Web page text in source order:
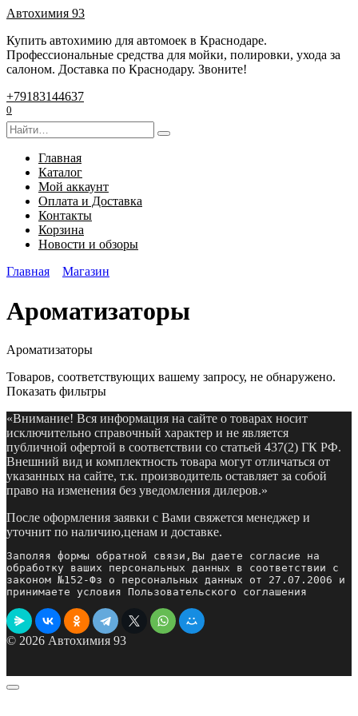
Перейти
содержанию
Автохимия 93
Купить автохимию для автомоек в Краснодаре.
Профессиональные средства для мойки, полировки, ухода за
салоном. Доставка по Краснодару. Звоните!
+79183144637
0
Search
for:
Главная
Каталог
Мой аккаунт
Оплата и Доставка
Контакты
Корзина
Новости и обзоры
Главная
Магазин
Ароматизаторы
Ароматизаторы
Товаров, соответствующих вашему запросу, не обнаружено.
Показать фильтры
«Внимание! Вся информация на сайте о товарах носит
исключительно справочный характер и не является
публичной офертой в соответствии со статьей 437(2) ГК РФ.
Внешний вид и комплектность товара могут отличаться от
указанных на сайте, т.к. производитель оставляет за собой
право на изменения без уведомления дилеров.»
После оформления заявки с Вами свяжется менеджер и
уточнит по наличию,ценам и доставке.
Заполяя формы обратной связи,Вы даете согласие на
обработку ваших персональных данных в соответствии с
законом №152-Фз о персональных данных от 27.07.2006 и
принимаете условия Пользовательского соглашения
© 2026 Автохимия 93